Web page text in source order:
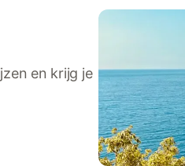
en krijg je